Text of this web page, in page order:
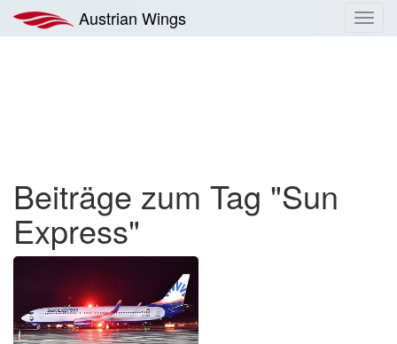
Inhalt
springen
Austrian Wings
Beiträge zum Tag "Sun
Express"